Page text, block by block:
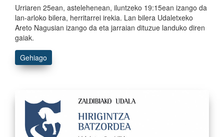
Urriaren 25ean, astelehenean, iluntzeko 19:15ean izango da
lan-arloko bilera, herritarrei irekia. Lan bilera Udaletxeko
Areto Nagusian izango da eta jarraian dituzue landuko diren
gaiak.
Gehiago